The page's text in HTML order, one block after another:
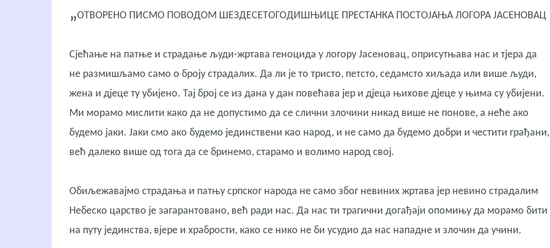
„ОТВОРЕНО ПИСМО ПОВОДОМ ШЕЗДЕСЕТОГОДИШЊИЦЕ ПРЕСТАНКА ПОСТОЈАЊА ЛОГОРА ЈАСЕНОВАЦ
Сјећање на патње и страдање људи-жртава геноцида у логору Јасеновац, оприсутњава нас и тјера да
не размишљамо само о броју страдалих. Да ли је то тристо, петсто, седамсто хиљада или више људи,
жена и дјеце ту убијено. Тај број се из дана у дан повећава јер и дјеца њихове дјеце у њима су убијени.
Ми морамо мислити како да не допустимо да се слични злочини никад више не понове, а неће ако
будемо јаки. Јаки смо ако будемо јединствени као народ, и не само да будемо добри и честити грађани,
већ далеко више од тога да се бринемо, старамо и волимо народ свој.
Обиљежавајмо страдања и патњу српског народа не само због невиних жртава јер невино страдалим
Небеско царство је загарантовано, већ ради нас. Да нас ти трагични догађаји опомињу да морамо бити
на путу јединства, вјере и храбрости, како се нико не би усудио да нас нападне и злочин да учини.